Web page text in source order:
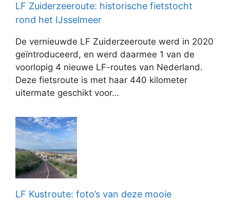
LF Zuiderzeeroute: historische fietstocht
rond het IJsselmeer
De vernieuwde LF Zuiderzeeroute werd in 2020
geïntroduceerd, en werd daarmee 1 van de
voorlopig 4 nieuwe LF-routes van Nederland.
Deze fietsroute is met haar 440 kilometer
uitermate geschikt voor…
LF Kustroute: foto’s van deze mooie